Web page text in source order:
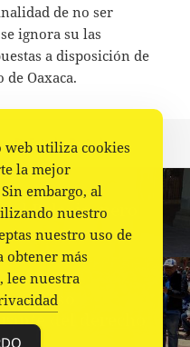
de no ser
ignora su las
a disposición de
de Oaxaca.
Categorías
Estado,Portada
Palacio, pero
caso
del derecho
web utiliza cookies
la mejor
embargo, al
nuestro
nuestro uso de
obtener más
lee nuestra